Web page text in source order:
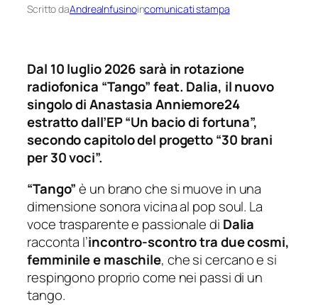
Scritto daAndreaInfusinoincomunicati stampa
Dal 10 luglio 2026 sarà in rotazione
radiofonica “Tango” feat. Dalia, il nuovo
singolo di Anastasia Anniemore24
estratto dall’EP “Un bacio di fortuna”,
secondo capitolo del progetto “30 brani
per 30 voci”.
“Tango”è un brano che si muove in una
dimensione sonora vicina al pop soul. La
voce trasparente e passionale di Dalia
racconta l’incontro-scontro tra due cosmi,
femminile e maschile, che si cercano e si
respingono proprio come nei passi di un
tango.